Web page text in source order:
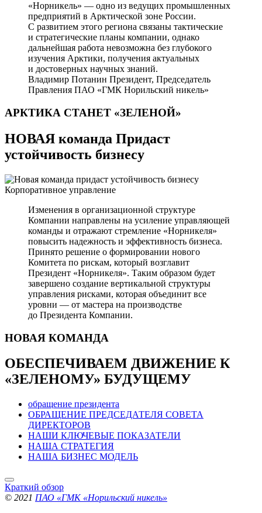
«Норникель» — одно из ведущих промышленных
предприятий в Арктической зоне России.
С развитием этого региона связаны тактические
и стратегические планы компании, однако
дальнейшая работа невозможна без глубокого
изучения Арктики, получения актуальных
и достоверных научных знаний.
Владимир Потанин Президент, Председатель
Правления ПАО «ГМК Норильский никель»
АРКТИКА СТАНЕТ «ЗЕЛЕНОЙ»
НОВАЯ команда Придаст
устойчивость бизнесу
Корпоративное управление
Изменения в организационной структуре
Компании направлены на усиление управляющей
команды и отражают стремление «Норникеля»
повысить надежность и эффективность бизнеса.
Принято решение о формировании нового
Комитета по рискам, который возглавит
Президент «Норникеля». Таким образом будет
завершено создание вертикальной структуры
управления рисками, которая объединит все
уровни — от мастера на производстве
до Президента Компании.
НОВАЯ КОМАНДА
ОБЕСПЕЧИВАЕМ ДВИЖЕНИЕ К
«ЗЕЛЕНОМУ» БУДУЩЕМУ
обращение президента
ОБРАЩЕНИЕ ПРЕДСЕДАТЕЛЯ СОВЕТА
ДИРЕКТОРОВ
НАШИ КЛЮЧЕВЫЕ ПОКАЗАТЕЛИ
НАША СТРАТЕГИЯ
НАША БИЗНЕС МОДЕЛЬ
Краткий обзор
© 2021 ПАО «ГМК «Норильский никель»